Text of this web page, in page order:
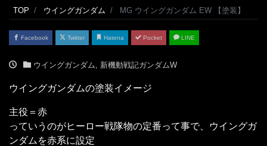
TOP ウイングガンダム MG ウイングガンダム EW 【塗装】
Facebook Twitter Hatena Pocket LINE
ウイングガンダム, 新機動戦記ガンダムW
ウイングガンダムの塗装イメージ
主役＝赤
っていうのがヒーロー戦隊物の定番って事で、ウイングガ
ンダムを赤系に設定